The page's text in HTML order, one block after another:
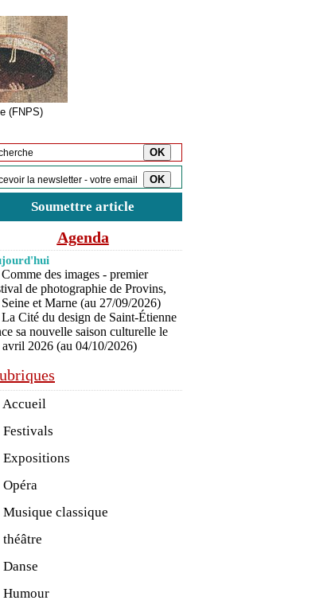
(FNPS)
Soumettre article
Agenda
Comme des images - premier
de photographie de Provins,
et Marne (au 27/09/2026)
La Cité du design de Saint-Étienne
sa nouvelle saison culturelle le
avril 2026 (au 04/10/2026)
Accueil
Festivals
Expositions
Opéra
Musique classique
théâtre
Danse
Humour